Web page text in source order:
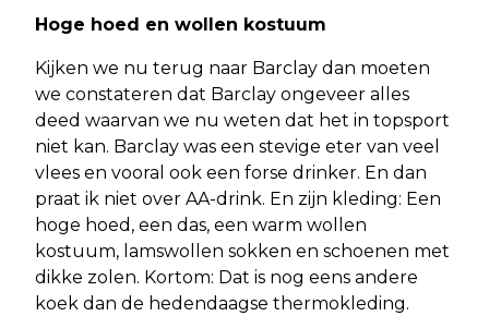
Hoge hoed en wollen kostuum
Kijken we nu terug naar Barclay dan moeten
we constateren dat Barclay ongeveer alles
deed waarvan we nu weten dat het in topsport
niet kan. Barclay was een stevige eter van veel
vlees en vooral ook een forse drinker. En dan
praat ik niet over AA-drink. En zijn kleding: Een
hoge hoed, een das, een warm wollen
kostuum, lamswollen sokken en schoenen met
dikke zolen. Kortom: Dat is nog eens andere
koek dan de hedendaagse thermokleding.